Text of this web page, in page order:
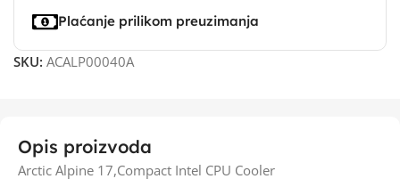
Plaćanje prilikom preuzimanja
SKU: ACALP00040A
Opis proizvoda
Arctic Alpine 17,Compact Intel CPU Cooler